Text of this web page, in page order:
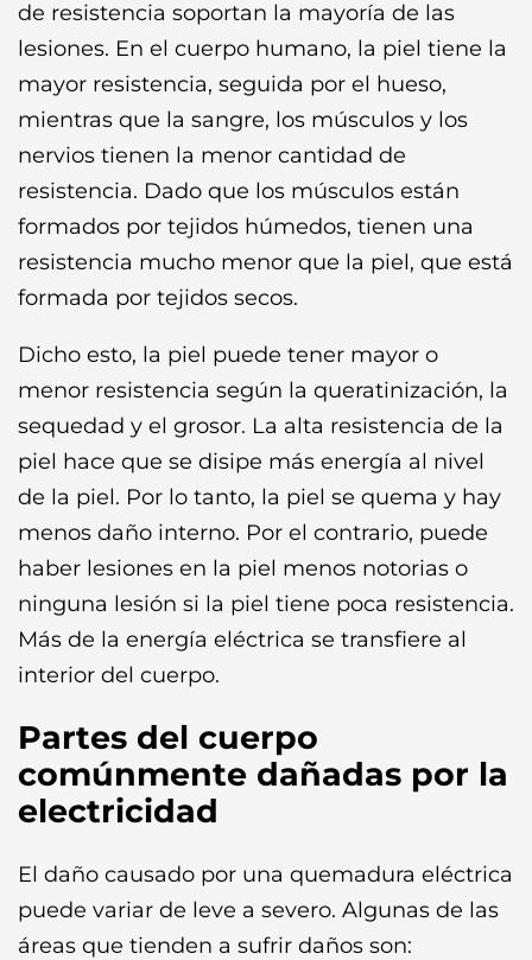
de resistencia soportan la mayoría de las
lesiones. En el cuerpo humano, la piel tiene la
mayor resistencia, seguida por el hueso,
mientras que la sangre, los músculos y los
nervios tienen la menor cantidad de
resistencia. Dado que los músculos están
formados por tejidos húmedos, tienen una
resistencia mucho menor que la piel, que está
formada por tejidos secos.
Dicho esto, la piel puede tener mayor o
menor resistencia según la queratinización, la
sequedad y el grosor. La alta resistencia de la
piel hace que se disipe más energía al nivel
de la piel. Por lo tanto, la piel se quema y hay
menos daño interno. Por el contrario, puede
haber lesiones en la piel menos notorias o
ninguna lesión si la piel tiene poca resistencia.
Más de la energía eléctrica se transfiere al
interior del cuerpo.
Partes del cuerpo
comúnmente dañadas por la
electricidad
El daño causado por una quemadura eléctrica
puede variar de leve a severo. Algunas de las
áreas que tienden a sufrir daños son: